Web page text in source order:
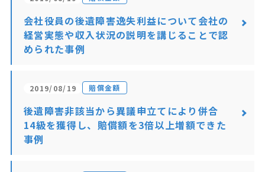
会社役員の後遺障害逸失利益について会社の
経営実態や収入状況の説明を講じることで認
められた事例
2019/08/19 賠償金額
後遺障害非該当から異議申立てにより併合
14級を獲得し、賠償額を3倍以上増額できた
事例